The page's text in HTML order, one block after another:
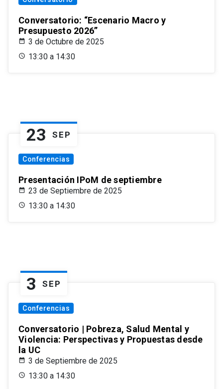
Conversatorio: “Escenario Macro y
Presupuesto 2026”
3 de Octubre de 2025
13:30 a 14:30
23 SEP
Conferencias
Presentación IPoM de septiembre
23 de Septiembre de 2025
13:30 a 14:30
3 SEP
Conferencias
Conversatorio | Pobreza, Salud Mental y
Violencia: Perspectivas y Propuestas desde
la UC
3 de Septiembre de 2025
13:30 a 14:30